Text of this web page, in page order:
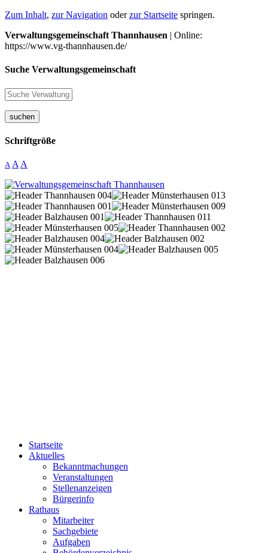
Zum Inhalt, zur Navigation oderzur Startseite springen.
Verwaltungsgemeinschaft Thannhausen | Online:
https://www.vg-thannhausen.de/
Suche Verwaltungsgemeinschaft
suchen
Schriftgröße
A A A
Startseite
Aktuelles
Bekanntmachungen
Veranstaltungen
Stellenanzeigen
Bürgerinfo
Rathaus
Mitarbeiter
Sachgebiete
Aufgaben